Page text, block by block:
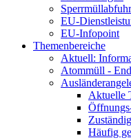
EU-
EU-Infopoint
Themenbereiche
Aktuell:
Atommüll -
Aktuelle
Häufig